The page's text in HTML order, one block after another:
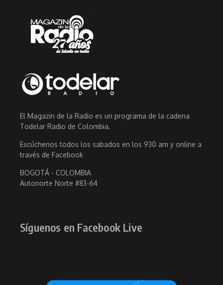
El Magazin de la Radio es un programa de la cadena
Todelar Radio de Colombia.
Escúchenos todos los sabados en los 930 am y online a
través de Facebook
BOGOTÁ - COLOMBIA
Autonorte Norte #83-64
Síguenos en Facebook Live